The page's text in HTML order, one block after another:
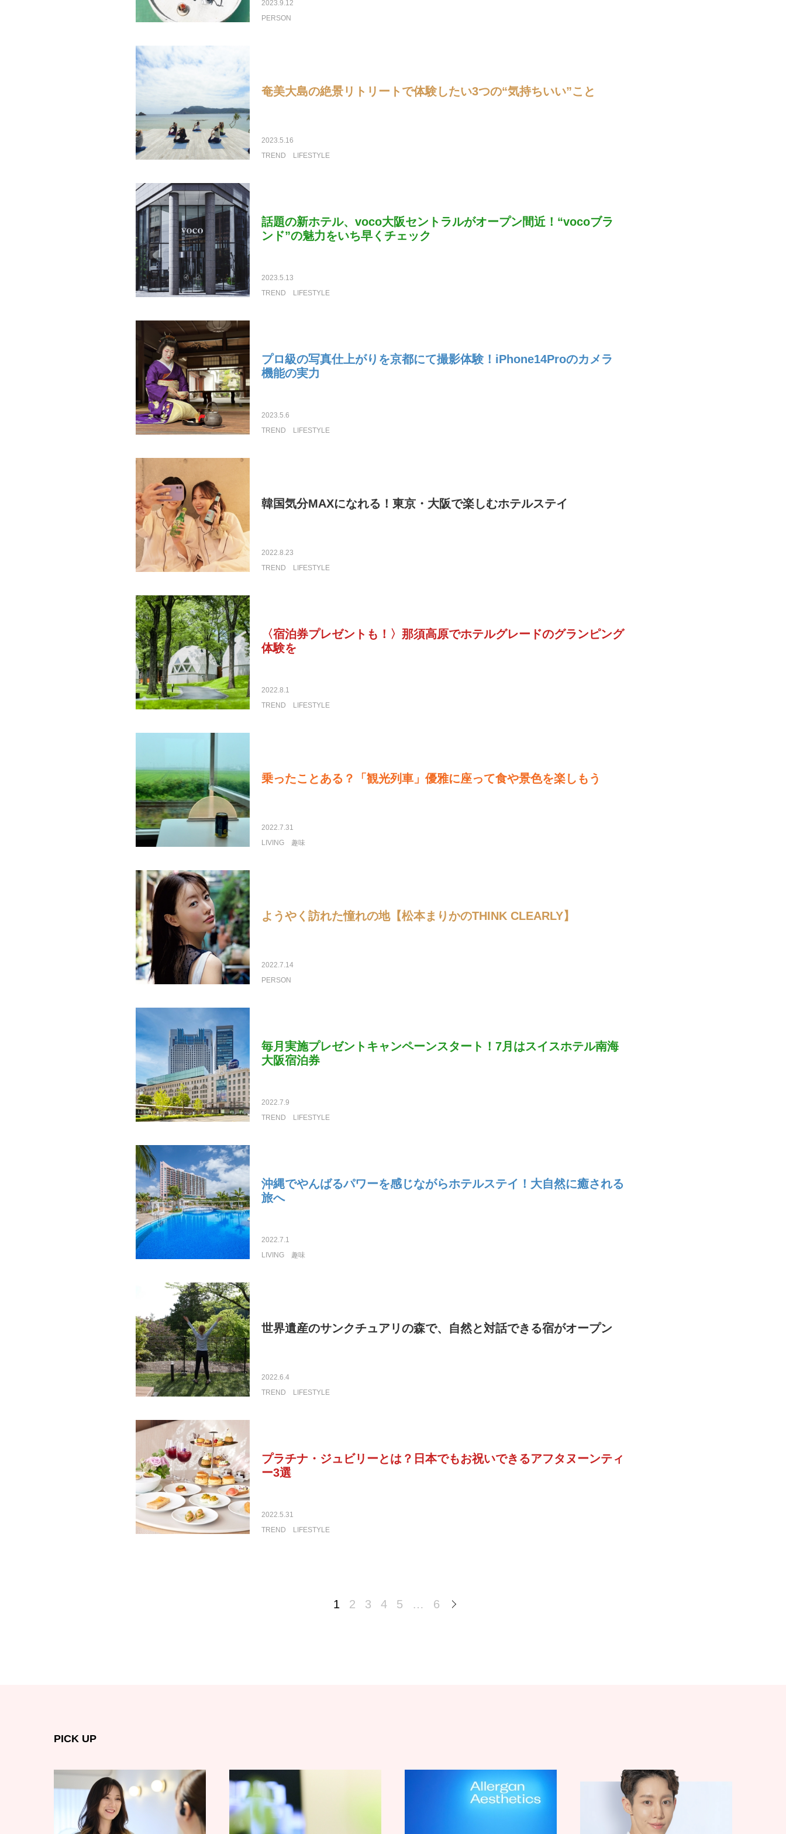
2023.9.12
PERSON
奄美大島の絶景リトリートで体験したい3つの“気持ちいい”こと
2023.5.16
TREND
LIFESTYLE
話題の新ホテル、voco大阪セントラルがオープン間近！“vocoブラ
ンド”の魅力をいち早くチェック
2023.5.13
TREND
LIFESTYLE
プロ級の写真仕上がりを京都にて撮影体験！iPhone14Proのカメラ
機能の実力
2023.5.6
TREND
LIFESTYLE
韓国気分MAXになれる！東京・大阪で楽しむホテルステイ
2022.8.23
TREND
LIFESTYLE
〈宿泊券プレゼントも！〉那須高原でホテルグレードのグランピング
体験を
2022.8.1
TREND
LIFESTYLE
乗ったことある？「観光列車」優雅に座って食や景色を楽しもう
2022.7.31
LIVING
趣味
ようやく訪れた憧れの地【松本まりかのTHINK CLEARLY】
2022.7.14
PERSON
毎月実施プレゼントキャンペーンスタート！7月はスイスホテル南海
大阪宿泊券
2022.7.9
TREND
LIFESTYLE
沖縄でやんばるパワーを感じながらホテルステイ！大自然に癒される
旅へ
2022.7.1
LIVING
趣味
世界遺産のサンクチュアリの森で、自然と対話できる宿がオープン
2022.6.4
TREND
LIFESTYLE
プラチナ・ジュビリーとは？日本でもお祝いできるアフタヌーンティ
ー3選
2022.5.31
TREND
LIFESTYLE
1 2 3 4 5 … 6
PICK UP